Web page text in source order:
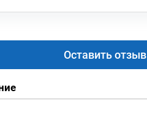
Оставить отзыв